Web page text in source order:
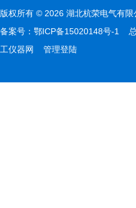
版权所有 © 2026 湖北杭荣电气有
备案号： 鄂ICP备15020148号-1 总
工仪器网
管理登陆